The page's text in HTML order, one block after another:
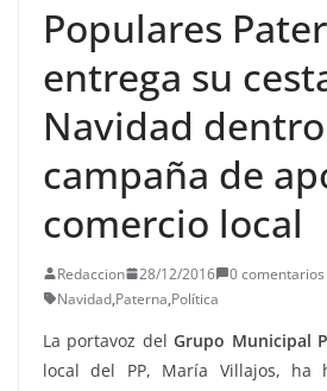
Populares
entrega su
Navidad
campaña de
comercio local
Redaccion 28/12/2016
0 comentarios
Navidad,Paterna,Política
La portavoz delGrupo Municipal
local del PP, María Villajos, ha